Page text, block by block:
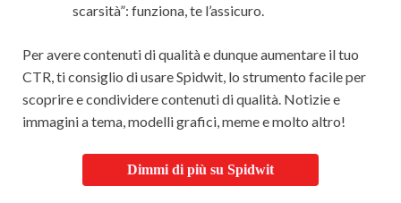
scarsità”: funziona, te l’assicuro.
Per avere contenuti di qualità e dunque aumentare il tuo
CTR, ti consiglio di usare Spidwit, lo strumento facile per
scoprire e condividere contenuti di qualità. Notizie e
immagini a tema, modelli grafici, meme e molto altro!
Dimmi di più su Spidwit